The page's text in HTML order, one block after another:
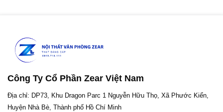
Công Ty Cổ Phần Zear Việt Nam
Địa chỉ: DP73, Khu Dragon Parc 1 Nguyễn Hữu Thọ, Xã Phước Kiển,
Huyện Nhà Bè, Thành phố Hồ Chí Minh